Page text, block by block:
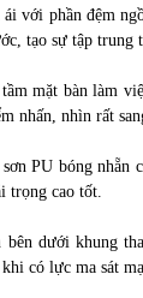
với phần đệm
tạo sự tập trung
mặt bàn làm
nhấn, nhìn rất
PU bóng nhẵn
trọng cao tốt.
dưới khung
có lực ma sát